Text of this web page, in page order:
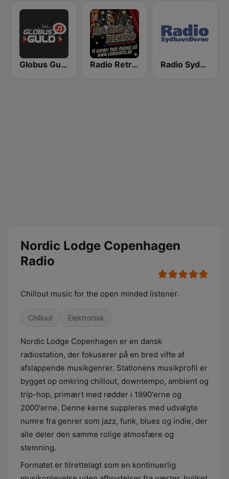
Globus Guld Jul Radio Retro DK Radio Sydhavsøerne
Nordic Lodge Copenhagen
Radio
Chillout music for the open minded listener.
Chillout Elektronisk
Nordic Lodge Copenhagen er en dansk
radiostation, der fokuserer på en bred vifte af
afslappende musikgenrer. Stationens musikprofil er
bygget op omkring chillout, downtempo, ambient og
trip-hop, primært med rødder i 1990'erne og
2000'erne. Denne kerne suppleres med udvalgte
numre fra genrer som jazz, funk, blues og indie, der
alle deler den samme rolige atmosfære og
stemning.
Formatet er tilrettelagt som en kontinuerlig